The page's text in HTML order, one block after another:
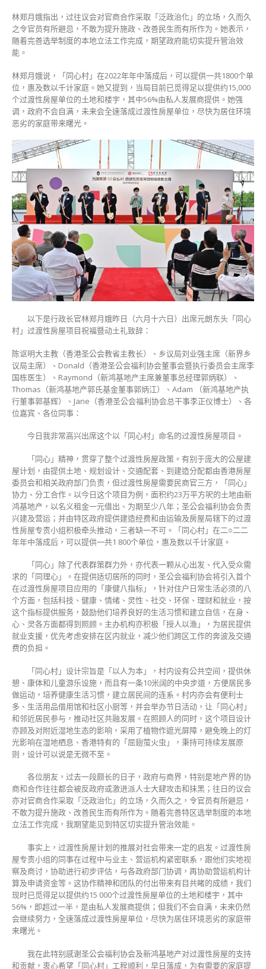
林郑月娥指出，过往议会对官商合作采取「泛政治化」的立场，久而久
之令官员有所避忌，不敢为提升施政、改善民生而有所作为。她表示，
随着完善选举制度的本地立法工作完成，期望政府能切实提升管治效
能。
林郑月娥说，「同心村」在2022年年中落成后，可以提供一共1800个单
位，惠及数以千计家庭。她又提到，当局目前已觅得足以提供约15,000
个过渡性房屋单位的土地和楼宇，其中56%由私人发展商提供。她强
调，政府不会自满，未来会全速落成过渡性房屋单位，尽快为居住环境
恶劣的家庭带来曙光。
以下是行政长官林郑月娥昨日（六月十六日）出席元朗东头「同心
村」过渡性房屋项目祝福暨动土礼致辞：
陈讴明大主教（香港圣公会教省主教长）、乡议局刘业强主席（新界乡
议局主席）、Donald（香港圣公会福利协会董事会暨执行委员会主席李
国栋医生）、Raymond（新鸿基地产主席兼董事总经理郭炳联）、
Thomas（新鸿基地产郭氏基金董事郭炳江）、Adam （新鸿基地产执
行董事郭基辉）、Jane（香港圣公会福利协会总干事李正仪博士）、各
位嘉宾、各位同事：
今日我非常高兴出席这个以「同心村」命名的过渡性房屋项目。
「同心」精神，贯穿了整个过渡性房屋政策。有别于庞大的公屋建
屋计划，由提供土地、规划设计、交通配套、到建造分配都由香港房屋
委员会和相关政府部门负责，但过渡性房屋需要民商官三方，「同心」
协力、分工合作。以今日这个项目为例，面积约23万平方呎的土地由新
鸿基地产，以名义租金一元借出、为期至少八年；圣公会福利协会负责
兴建及营运；并由特区政府提供建造经费和由运输及房屋局辖下的过渡
性房屋专责小组积极牵头推动，三者缺一不可。「同心村」在二○二二
年年中落成后，可以提供一共1 800个单位，惠及数以千计家庭。
「同心」除了代表群策群力外，亦代表一颗从心出发、代入受众需
求的「同理心」。在提供适切居所的同时，圣公会福利协会将引入首个
在过渡性房屋项目应用的「康健八指标」，针对住户日常生活必须的八
个方面，包括科技、健康、情绪、灵性、社交、环保、理财和就业，按
这个指标提供服务，鼓励他们培养良好的生活习惯和建立自信，在身、
心、灵各方面都得到照顾。主办机构亦积极「授人以渔」，为居民提供
就业支援，优先考虑安排在区内就业，减少他们跨区工作的奔波及交通
费的负担。
「同心村」设计宗旨是「以人为本」，村内设有公共空间，提供休
憩、康体和儿童游乐设施，而且有一条10米阔的中央步道，方便居民多
做运动，培养健康生活习惯，建立居民间的连系。村内亦会有便利士
多、生活用品借用馆和社区小厨等，并会举办节日活动，让「同心村」
和邻近居民参与，推动社区共融发展。在照顾人的同时，这个项目设计
亦顾及对附近湿地生态的影响，采用了植物作遮光屏障，避免晚上的灯
光影响在湿地栖息、香港特有的「屈翅萤火虫」，秉持可持续发展原
则，设计可以说是无微不至。
各位朋友，过去一段颇长的日子，政府与商界，特别是地产界的协
商和合作往往都会被反政府或激进派人士大肆攻击和抺黑；往日的议会
亦对官商合作采取「泛政治化」的立场，久而久之，令官员有所避忌，
不敢为提升施政、改善民生而有所作为。随着完善特区选举制度的本地
立法工作完成，我期望能见到特区切实提升管治效能。
事实上，过渡性房屋计划的推展对社会带来一定的启发。过渡性房
屋专责小组的同事在过程中与业主、营运机构紧密联系，跟他们实地视
察及商讨，协助进行初步评估，与各政府部门协调，再协助营运机构计
算及申请资金等。这协作精神和团队的付出带来有目共睹的成绩，我们
现时已觅得足以提供约15 000个过渡性房屋单位的土地和楼宇，其中
56%，即超过一半，是由私人发展商提供；但我们不会自满，未来仍然
会继续努力，全速落成过渡性房屋单位，尽快为居住环境恶劣的家庭带
来曙光。
我在此特别感谢圣公会福利协会及新鸿基地产对过渡性房屋的支持
和贡献，衷心希望「同心村」工程顺利，早日落成，为有需要的家庭提